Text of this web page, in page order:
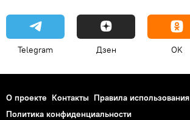
Telegram Дзен OK
О проекте Контакты Правила использования
Политика конфиденциальности